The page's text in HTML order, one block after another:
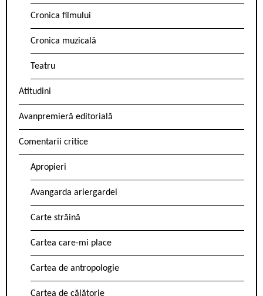
Cronica filmului
Cronica muzicală
Teatru
Atitudini
Avanpremieră editorială
Comentarii critice
Apropieri
Avangarda ariergardei
Carte străină
Cartea care-mi place
Cartea de antropologie
Cartea de călătorie